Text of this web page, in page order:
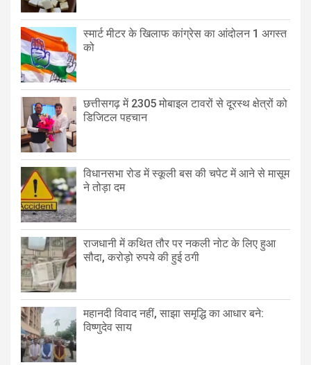
स्मार्ट मीटर के खिलाफ कांग्रेस का आंदोलन 1 अगस्त
को
छत्तीसगढ़ में 2305 मोबाइल टावरों से दूरस्थ क्षेत्रों को
डिजिटल पहचान
विधानसभा रोड में स्कूली बस की चपेट में आने से मासूम
ने तोड़ा दम
राजधानी में कथित तौर पर नकली नोट के लिए हुआ
सौदा, करोड़ो रुपये की हुई ठगी
महानदी विवाद नहीं, साझा समृद्धि का आधार बने:
विष्णुदेव साय